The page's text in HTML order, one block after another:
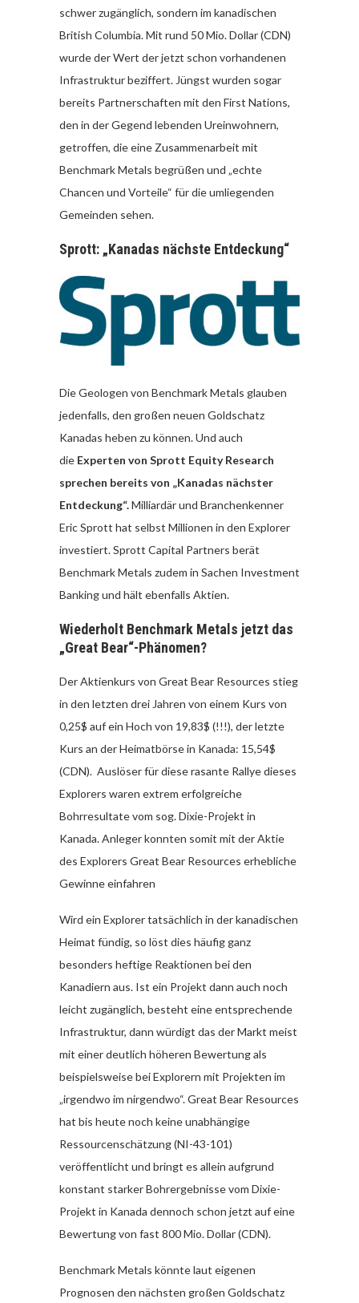
schwer zugänglich, sondern im kanadischen
British Columbia. Mit rund 50 Mio. Dollar (CDN)
wurde der Wert der jetzt schon vorhandenen
Infrastruktur beziffert. Jüngst wurden sogar
bereits Partnerschaften mit den First Nations,
den in der Gegend lebenden Ureinwohnern,
getroffen, die eine Zusammenarbeit mit
Benchmark Metals begrüßen und „echte
Chancen und Vorteile“ für die umliegenden
Gemeinden sehen.
Sprott: „Kanadas nächste Entdeckung“
Die Geologen von Benchmark Metals glauben
jedenfalls, den großen neuen Goldschatz
Kanadas heben zu können. Und auch
die Experten von Sprott Equity Research
sprechen bereits von „Kanadas nächster
Entdeckung“.Milliardär und Branchenkenner
Eric Sprott hat selbst Millionen in den Explorer
investiert. Sprott Capital Partners berät
Benchmark Metals zudem in Sachen Investment
Banking und hält ebenfalls Aktien.
Wiederholt Benchmark Metals jetzt das
„Great Bear“-Phänomen?
Der Aktienkurs von Great Bear Resources stieg
in den letzten drei Jahren von einem Kurs von
0,25$ auf ein Hoch von 19,83$ (!!!), der letzte
Kurs an der Heimatbörse in Kanada: 15,54$
(CDN). Auslöser für diese rasante Rallye dieses
Explorers waren extrem erfolgreiche
Bohrresultate vom sog. Dixie-Projekt in
Kanada. Anleger konnten somit mit der Aktie
des Explorers Great Bear Resources erhebliche
Gewinne einfahren
Wird ein Explorer tatsächlich in der kanadischen
Heimat fündig, so löst dies häufig ganz
besonders heftige Reaktionen bei den
Kanadiern aus. Ist ein Projekt dann auch noch
leicht zugänglich, besteht eine entsprechende
Infrastruktur, dann würdigt das der Markt meist
mit einer deutlich höheren Bewertung als
beispielsweise bei Explorern mit Projekten im
„irgendwo im nirgendwo“. Great Bear Resources
hat bis heute noch keine unabhängige
Ressourcenschätzung (NI-43-101)
veröffentlicht und bringt es allein aufgrund
konstant starker Bohrergebnisse vom Dixie-
Projekt in Kanada dennoch schon jetzt auf eine
Bewertung von fast 800 Mio. Dollar (CDN).
Benchmark Metals könnte laut eigenen
Prognosen den nächsten großen Goldschatz